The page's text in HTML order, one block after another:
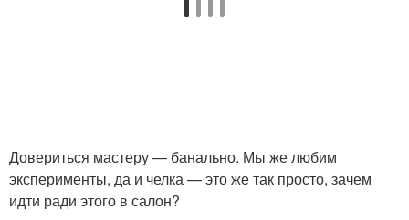
Довериться мастеру — банально. Мы же любим
эксперименты, да и челка — это же так просто, зачем
идти ради этого в салон?